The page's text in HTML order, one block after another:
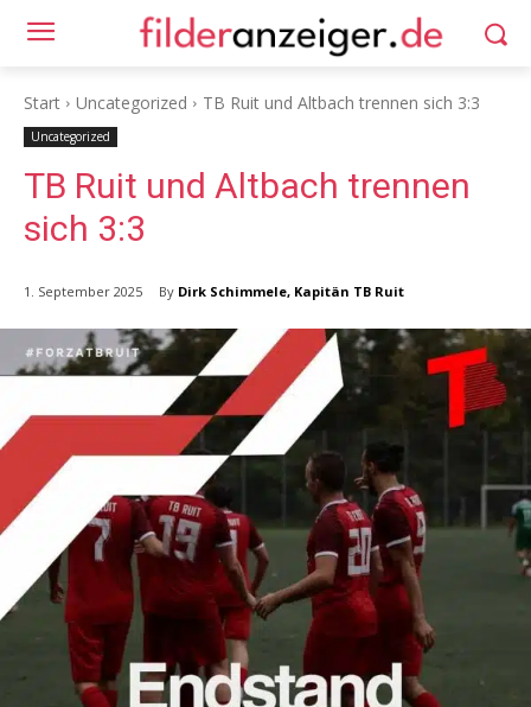
Start Uncategorized TB Ruit und Altbach trennen sich 3:3
Uncategorized
TB Ruit und Altbach trennen
sich 3:3
1. September 2025 By Dirk Schimmele, Kapitän TB Ruit